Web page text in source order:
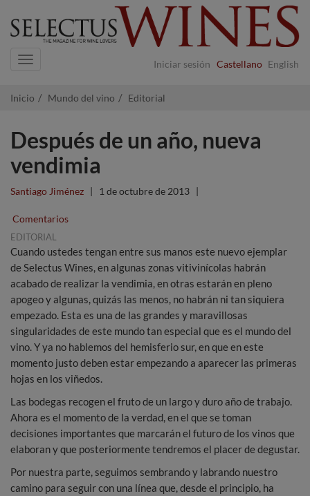
Iniciar sesión Castellano English
Navigation
Inicio Mundo del vino Editorial
Después de un año, nueva
vendimia
Santiago Jiménez | 1 de octubre de 2013 |
Comentarios
EDITORIAL
Cuando ustedes tengan entre sus manos este nuevo ejemplar
de Selectus Wines, en algunas zonas vitivinícolas habrán
acabado de realizar la vendimia, en otras estarán en pleno
apogeo y algunas, quizás las menos, no habrán ni tan siquiera
empezado. Esta es una de las grandes y maravillosas
singularidades de este mundo tan especial que es el mundo del
vino. Y ya no hablemos del hemisferio sur, en que en este
momento justo deben estar empezando a aparecer las primeras
hojas en los viñedos.
Las bodegas recogen el fruto de un largo y duro año de trabajo.
Ahora es el momento de la verdad, en el que se toman
decisiones importantes que marcarán el futuro de los vinos que
elaboran y que posteriormente tendremos el placer de degustar.
Por nuestra parte, seguimos sembrando y labrando nuestro
camino para seguir con una línea que, desde el principio, ha